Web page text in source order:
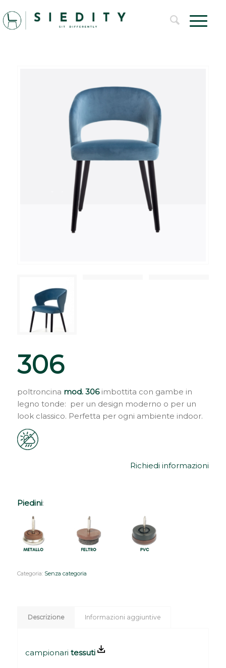
306
poltroncina mod. 306imbottita con gambe in
legno tonde: per un design moderno o per un
look classico. Perfetta per ogni ambiente indoor.
Richiedi informazioni
Piedini:
Categoria: Senza categoria
Descrizione Informazioni aggiuntive
campionari tessuti